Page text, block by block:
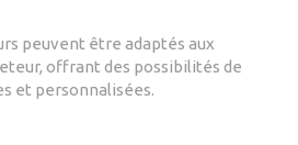
peuvent être adaptés aux
offrant des possibilités de
et personnalisées.